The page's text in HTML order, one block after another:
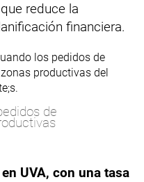
reduce la
financiera.
de
UVA, con una tasa